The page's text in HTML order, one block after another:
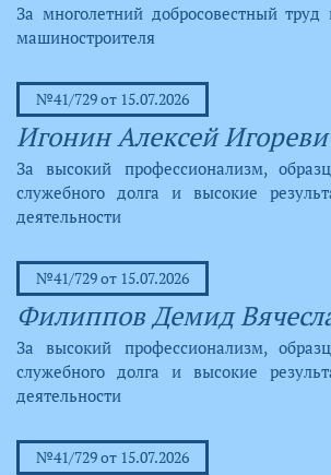
За многолетний добросовестный
машиностроителя
№41/729 от 15.07.2026
Игонин Алексей
За высокий профессионализм,
служебного долга и высокие
деятельности
№41/729 от 15.07.2026
Филиппов Демид
За высокий профессионализм,
служебного долга и высокие
деятельности
№41/729 от 15.07.2026